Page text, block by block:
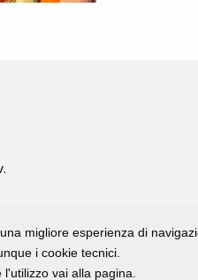
migliore esperienza di
i cookie tecnici.
vai alla pagina.